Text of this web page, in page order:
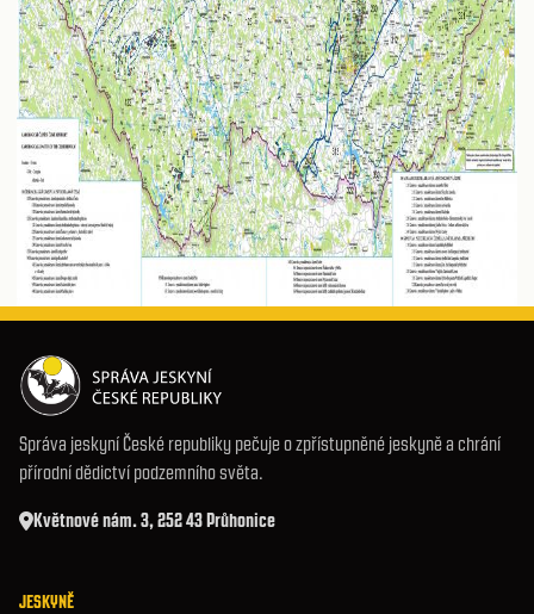
Správa jeskyní České republiky pečuje o zpřístupněné jeskyně a chrání
přírodní dědictví podzemního světa.
Květnové nám. 3, 252 43 Průhonice
JESKYNĚ